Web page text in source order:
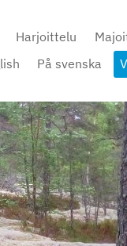
Harjoittelu
På svenska